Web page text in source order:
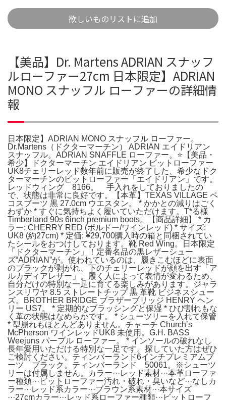
欲しいものリストに追加
【美品】Dr. Martens ADRIAN スナッフ
ルローファー27cm 日本限定】ADRIAN
MONO スナッフル ローファーの詳細情
報
日本限定】ADRIAN MONO スナッフル ローファー。
Dr.Martens（ドクターマーチン） ADRIAN エイドリアン
スナッフル。ADRIAN SNAFFLE ローファー。⭐️【美品・
希少】ドクターマーチン エイドリアン ビットローファー
UK8チェリーレッド数年前に販売が終了した、希少なドク
ターマーチンのビットローファー「エイドリアン」です。
レッドウィング 8166。 手入れをしておりましたの
で、状態は非常に良好です。【本革】TEXAS VILLAGE ペ
コスブーツ 黒 27.0cm ウエスタン。 * かかとの減りはごく
わずか * すぐに気持ちよく履いていただけます。T*る様
Timberland 90s 6inch premium boots。【商品詳細】 * カ
ラー: CHERRY RED (ボルドー/ワインレッド) * サイズ:
UK8 (約27cm) * 定価: ¥29,700購入時の箱と同梱されてい
たシールをおつけしております。靴 Red Wing。日本限定
「ドクターマーチン」！定番名品の黒レザーシュー
ズ“ADRIAN”が。使われているのは、履きこむほどに表面
のブラックが剥がれ、下のチェリーレッドが顔を出す「ア
ルカディアレザー」。履く人によって表情が変わるため、
自分だけの特別な一足に育てる楽しみがあります。ジャラ
ンスリワヤ 8.5 ストレートチップ 黒 革靴 ビジネスシュー
ズ。BROTHER BRIDGE ブラザーブリッジ HENRY ヘン
リー US7。 * 定期的なブラッシングと保湿 * ひび割れもな
く革の状態はなめらかです。 * シューツリーを入れて保管
* 型崩れもほとんどありません。チャーチ Church’s
McPherson ワインレッドUK8 未使用。G.H. BASS
Weejuns パープル ローファー。 * インソールの破れなし
長年愛用いただける特別な一足です。探していた方はぜひ
ご検討ください。ティンバーランド6インチプレミアムブ
ーツ ブラック。ティンバーランド 50061。※シューツ
リーは付属しません。カラー···レッド素材···本革ローファ
ー種類···ビットローファー汚れ・破れ・臭いなど···なしカ
ラー···レッド系カラー···ブラウン系素材···本サイズ
···27cmカラー···レッド系ローファー種類···ビットローフ